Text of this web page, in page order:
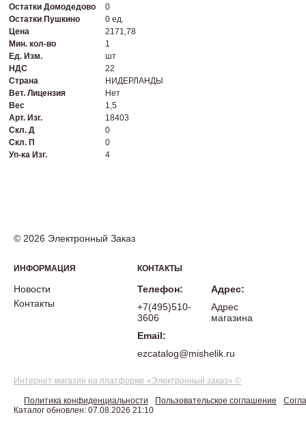
Остатки Домодедово
0
Остатки Пушкино
0 ед.
Цена
2171,78
Мин. кол-во
1
Ед. Изм.
шт
НДС
22
Страна
НИДЕРЛАНДЫ
Вет. Лицензия
Нет
Вес
1,5
Арт. Изг.
18403
Скл. Д
0
Скл. П
0
Уп-ка Изг.
4
© 2026 Электронный Заказ
ИНФОРМАЦИЯ
Новости
Контакты
КОНТАКТЫ
Телефон:
+7(495)510-
3606
Email:
ezcatalog@mishelik.ru
Адрес:
Адрес
магазина
Интернет-магазин на платформе «Электронный заказ» ©
Политика конфиденциальности Пользовательское соглашение
Каталог обновлен: 07.08.2026 21:10